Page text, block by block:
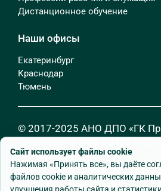
Дистанционное обучение
Наши офисы
Екатеринбург
Краснодар
Тюмень
© 2017-2025 АНО ДПО «ГК
декабря 2020 г.
Все права защищены.
персональных данных
Сайт использует файлы cookie
Нажимая «Принять все», вы даёте
файлов cookie и аналитических